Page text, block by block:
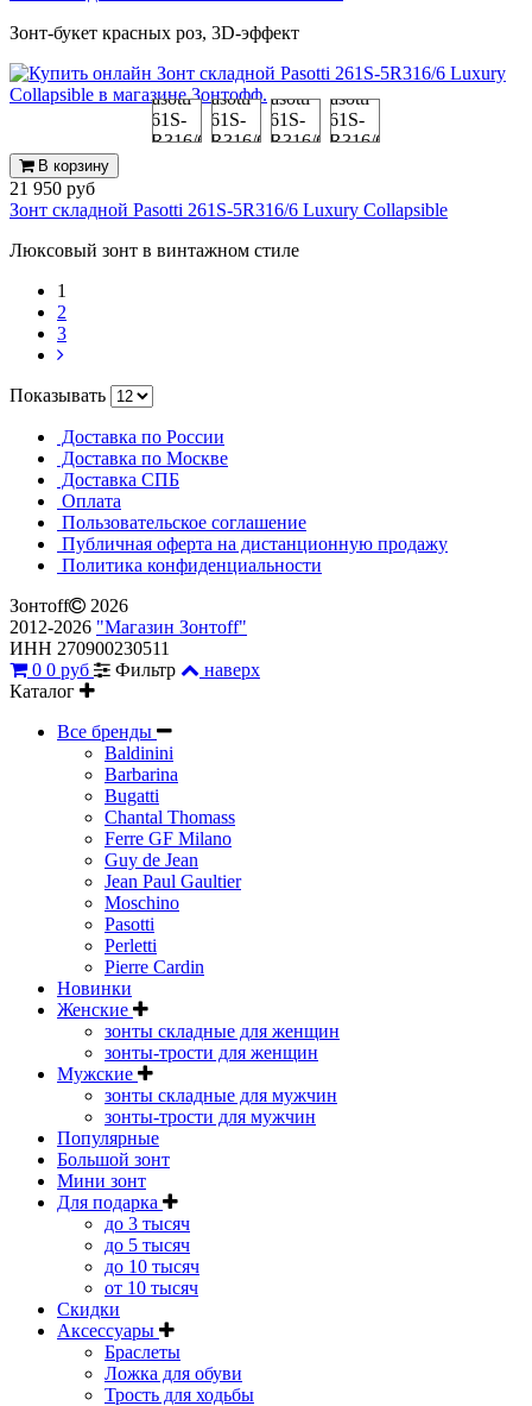
Зонт-букет красных роз, 3D-эффект
В корзину
21 950 руб
Зонт складной Pasotti 261S-5R316/6 Luxury Collapsible
Люксовый зонт в винтажном стиле
1
2
3
Показывать
Доставка по России
Доставка по Москве
Доставка СПБ
Оплата
Пользовательское соглашение
Публичная оферта на дистанционную продажу
Политика конфиденциальности
Зонтoff
2026
2012-2026 "Магазин Зонтoff"
ИНН 270900230511
0 0 руб Фильтр
наверх
Каталог
Все бренды
Baldinini
Barbarina
Bugatti
Chantal Thomass
Ferre GF Milano
Guy de Jean
Jean Paul Gaultier
Moschino
Pasotti
Perletti
Pierre Cardin
Новинки
Женские
зонты складные для женщин
зонты-трости для женщин
Мужские
зонты складные для мужчин
зонты-трости для мужчин
Популярные
Большой зонт
Мини зонт
Для подарка
до 3 тысяч
до 5 тысяч
до 10 тысяч
от 10 тысяч
Скидки
Аксессуары
Браслеты
Ложка для обуви
Трость для ходьбы